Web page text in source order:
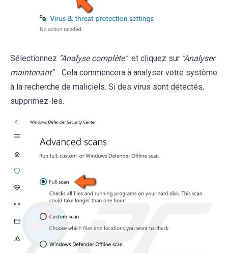
Sélectionnez "Analyse complète" et cliquez sur "Analyser
maintenant" . Cela commencera à analyser votre système
à la recherche de maliciels. Si des virus sont détectés,
supprimez-les.